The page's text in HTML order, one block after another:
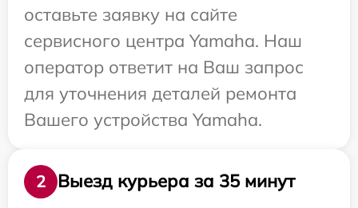
оставьте заявку на сайте
сервисного центра Yamaha. Наш
оператор ответит на Ваш запрос
для уточнения деталей ремонта
Вашего устройства Yamaha.
2
Выезд курьера за 35 минут